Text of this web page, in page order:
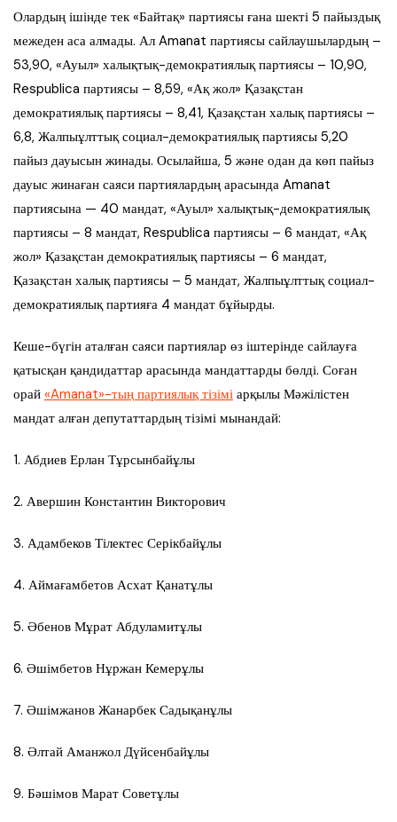
Олардың ішінде тек «Байтақ» партиясы ғана шекті 5 пайыздық
межеден аса алмады. Ал Amanat партиясы сайлаушылардың –
53,90, «Ауыл» халықтық-демократиялық партиясы – 10,90,
Respublica партиясы – 8,59, «Ақ жол» Қазақстан
демократиялық партиясы – 8,41, Қазақстан халық партиясы –
6,8, Жалпыұлттық социал-демократиялық партиясы 5,20
пайыз дауысын жинады. Осылайша, 5 және одан да көп пайыз
дауыс жинаған саяси партиялардың арасында Amanat
партиясына — 40 мандат, «Ауыл» халықтық-демократиялық
партиясы – 8 мандат, Respublica партиясы – 6 мандат, «Ақ
жол» Қазақстан демократиялық партиясы – 6 мандат,
Қазақстан халық партиясы – 5 мандат, Жалпыұлттық социал-
демократиялық партияға 4 мандат бұйырды.
Кеше-бүгін аталған саяси партиялар өз іштерінде сайлауға
қатысқан қандидаттар арасында мандаттарды бөлді. Соған
орай «Amanat»-тың партиялық тізімі арқылы Мәжілістен
мандат алған депутаттардың тізімі мынандай:
1. Абдиев Ерлан Тұрсынбайұлы
2. Авершин Константин Викторович
3. Адамбеков Тілектес Серікбайұлы
4. Аймағамбетов Асхат Қанатұлы
5. Әбенов Мұрат Абдуламитұлы
6. Әшімбетов Нұржан Кемерұлы
7. Әшімжанов Жанарбек Садықанұлы
8. Әлтай Аманжол Дүйсенбайұлы
9. Бәшімов Марат Советұлы